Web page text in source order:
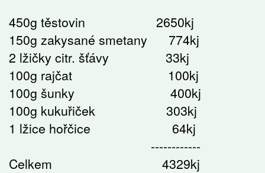
450g těstovin 2650kj
150g zakysané smetany 774kj
2 lžičky citr. šťávy 33kj
100g rajčat 100kj
100g šunky 400kj
100g kukuřiček 303kj
1 lžice hořčice 64kj
------------
Celkem 4329kj